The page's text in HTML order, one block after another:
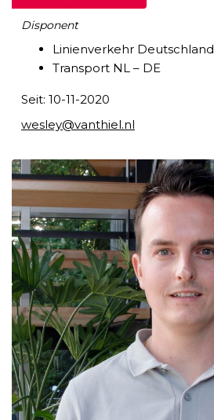
Disponent
Linienverkehr Deutschland
Transport NL – DE
Seit: 10-11-2020
wesley@vanthiel.nl